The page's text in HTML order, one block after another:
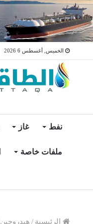
الخميس, أغسطس 6 2026
نفط غاز
ملفات خاصة
الرئيسية / هيدروجين